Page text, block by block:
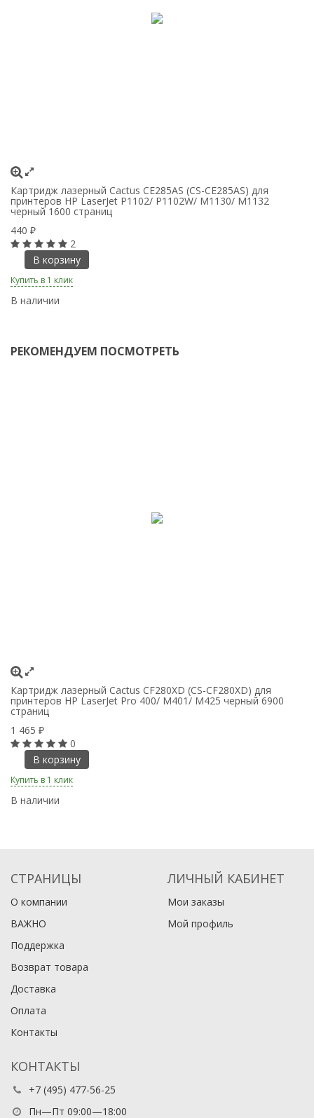
Картридж лазерный Cactus CE285AS (CS-CE285AS) для
принтеров HP LaserJet P1102/ P1102W/ M1130/ M1132
черный 1600 страниц
440 ₽
2
В корзину
Купить в 1 клик
В наличии
РЕКОМЕНДУЕМ ПОСМОТРЕТЬ
Картридж лазерный Cactus CF280XD (CS-CF280XD) для
принтеров HP LaserJet Pro 400/ M401/ M425 черный 6900
страниц
1 465 ₽
0
В корзину
Купить в 1 клик
В наличии
СТРАНИЦЫ
О компании
ВАЖНО
Поддержка
Возврат товара
Доставка
Оплата
Контакты
ЛИЧНЫЙ КАБИНЕТ
Мои заказы
Мой профиль
КОНТАКТЫ
+7 (495) 477-56-25
Пн—Пт 09:00—18:00